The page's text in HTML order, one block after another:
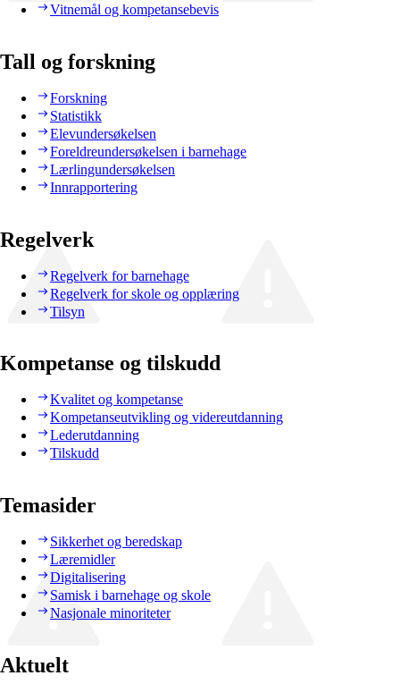
Vitnemål og kompetansebevis
Tall og forskning
Forskning
Statistikk
Elevundersøkelsen
Foreldreundersøkelsen i barnehage
Lærlingundersøkelsen
Innrapportering
Regelverk
Regelverk for barnehage
Regelverk for skole og opplæring
Tilsyn
Kompetanse og tilskudd
Kvalitet og kompetanse
Kompetanseutvikling og videreutdanning
Lederutdanning
Tilskudd
Temasider
Sikkerhet og beredskap
Læremidler
Digitalisering
Samisk i barnehage og skole
Nasjonale minoriteter
Aktuelt